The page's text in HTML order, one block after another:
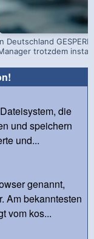
Deutschland
trotzdem
die
und speichern
und...
genannt,
Am bekanntesten
vom kos...